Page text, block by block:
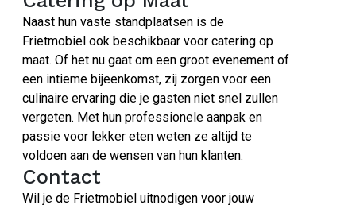
Naast hun vaste standplaatsen is de
Frietmobiel ook beschikbaar voor catering op
maat. Of het nu gaat om een groot evenement of
een intieme bijeenkomst, zij zorgen voor een
culinaire ervaring die je gasten niet snel zullen
vergeten. Met hun professionele aanpak en
passie voor lekker eten weten ze altijd te
voldoen aan de wensen van hun klanten.
Contact
Wil je de Frietmobiel uitnodigen voor jouw